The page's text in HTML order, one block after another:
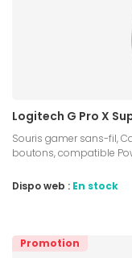
Logitech G Pro X
Souris gamer sans-fil,
boutons, compatible
Dispo web : En stock
Promotion